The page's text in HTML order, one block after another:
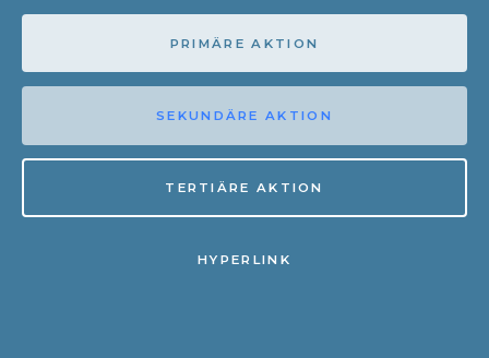
PRIMÄRE AKTION
SEKUNDÄRE AKTION
TERTIÄRE AKTION
HYPERLINK